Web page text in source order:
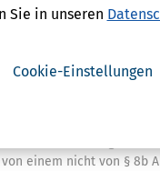
Sie in unseren
Cookie-Einstellungen
drei Monate
1 Nummer 2 oder
soweit er 45.000 Euro
übertragen
einem nicht von § 8b